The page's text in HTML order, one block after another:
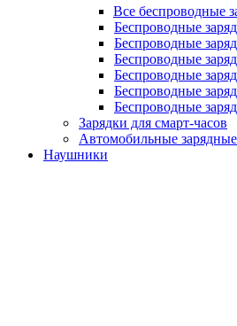
Все беспроводные
Беспроводные
Беспроводные
Беспроводные
Беспроводные
Беспроводные
Беспроводные
Зарядки для смарт-часов
Автомобильные зарядные
Наушники